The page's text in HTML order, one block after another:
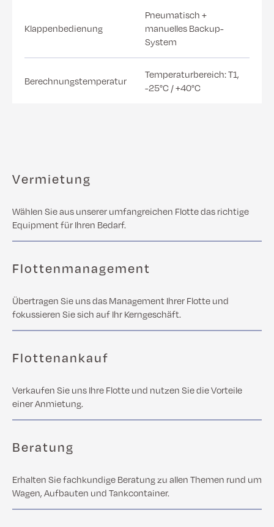
Klappenbedienung
Pneumatisch +
manuelles Backup-
System
Berechnungstemperatur
Temperaturbereich: T1,
-25°C / +40°C
Vermietung
Wählen Sie aus unserer umfangreichen Flotte das richtige
Equipment für Ihren Bedarf.
Flottenmanagement
Übertragen Sie uns das Management Ihrer Flotte und
fokussieren Sie sich auf Ihr Kerngeschäft.
Flottenankauf
Verkaufen Sie uns Ihre Flotte und nutzen Sie die Vorteile
einer Anmietung.
Beratung
Erhalten Sie fachkundige Beratung zu allen Themen rund um
Wagen, Aufbauten und Tankcontainer.